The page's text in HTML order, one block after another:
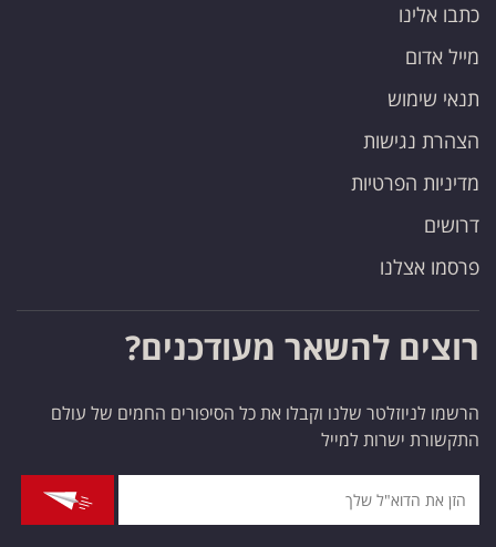
כתבו אלינו
מייל אדום
תנאי שימוש
הצהרת נגישות
מדיניות הפרטיות
דרושים
פרסמו אצלנו
רוצים להשאר מעודכנים?
הרשמו לניוזלטר שלנו וקבלו את כל הסיפורים החמים של עולם
התקשורת ישרות למייל